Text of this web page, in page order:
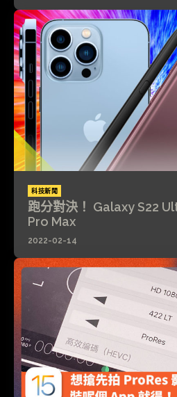
科技新聞
跑分對決！ Galaxy S22
Pro Max
2022-02-14